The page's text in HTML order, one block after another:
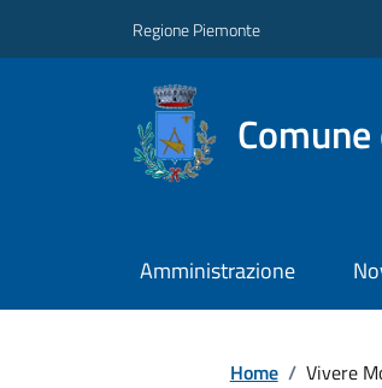
Regione Piemonte
Amministrazione
Home / Vivere